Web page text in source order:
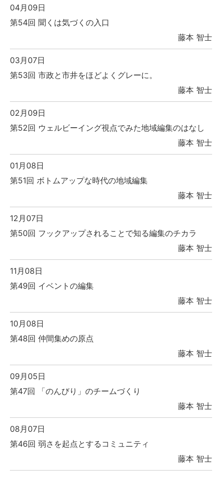
04月09日
第54回 聞くは気づくの入口
藤本 智士
03月07日
第53回 市政と市井をほどよくグレーに。
藤本 智士
02月09日
第52回 ウェルビーイング視点でみた地域編集のはなし
藤本 智士
01月08日
第51回 ボトムアップな時代の地域編集
藤本 智士
12月07日
第50回 フックアップされることで知る編集のチカラ
藤本 智士
11月08日
第49回 イベントの編集
藤本 智士
10月08日
第48回 仲間集めの原点
藤本 智士
09月05日
第47回 「のんびり」のチームづくり
藤本 智士
08月07日
第46回 弱さを起点とするコミュニティ
藤本 智士